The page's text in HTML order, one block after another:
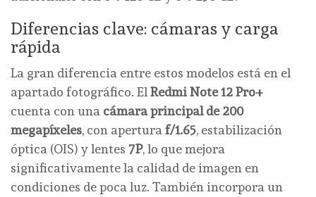
Diferencias clave: cámaras y carga
rápida
La gran diferencia entre estos modelos está en el
apartado fotográfico. El Redmi Note 12 Pro+
cuenta con una cámara principal de 200
megapíxeles, con apertura f/1.65, estabilización
óptica (OIS) y lentes 7P, lo que mejora
significativamente la calidad de imagen en
condiciones de poca luz. También incorpora un